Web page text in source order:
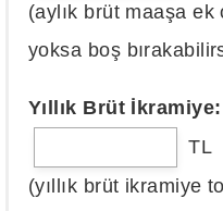
(aylık brüt maaşa
yoksa boş
Yıllık Brüt İkramiye:
TL
(yıllık brüt ikramiye